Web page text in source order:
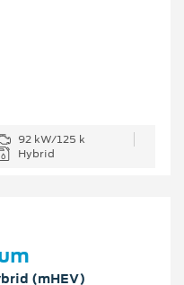
92 kW/125 k
Hybrid
(mHEV)